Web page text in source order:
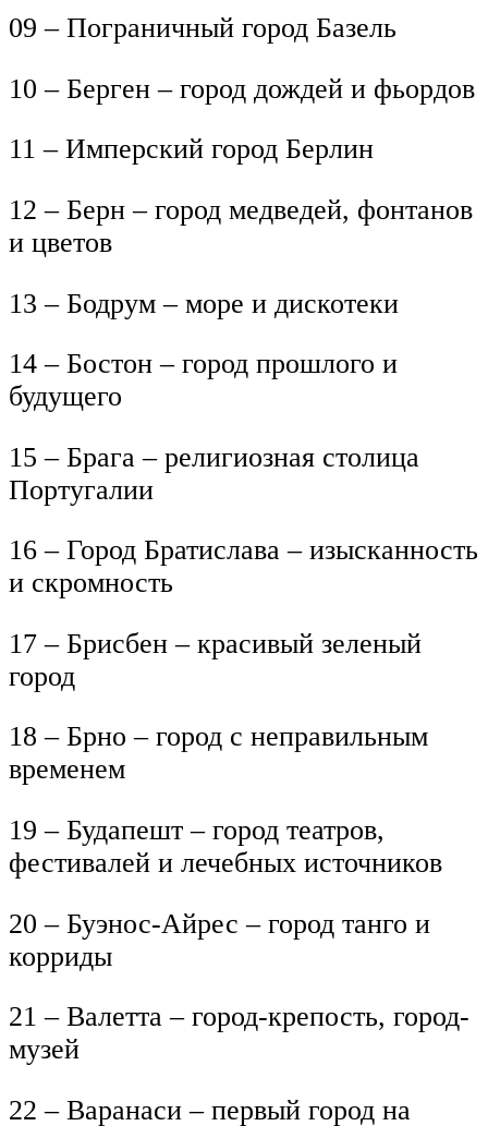
09 – Пограничный город Базель
10 – Берген – город дождей и фьордов
11 – Имперский город Берлин
12 – Берн – город медведей, фонтанов
и цветов
13 – Бодрум – море и дискотеки
14 – Бостон – город прошлого и
будущего
15 – Брага – религиозная столица
Португалии
16 – Город Братислава – изысканность
и скромность
17 – Брисбен – красивый зеленый
город
18 – Брно – город с неправильным
временем
19 – Будапешт – город театров,
фестивалей и лечебных источников
20 – Буэнос-Айрес – город танго и
корриды
21 – Валетта – город-крепость, город-
музей
22 – Варанаси – первый город на